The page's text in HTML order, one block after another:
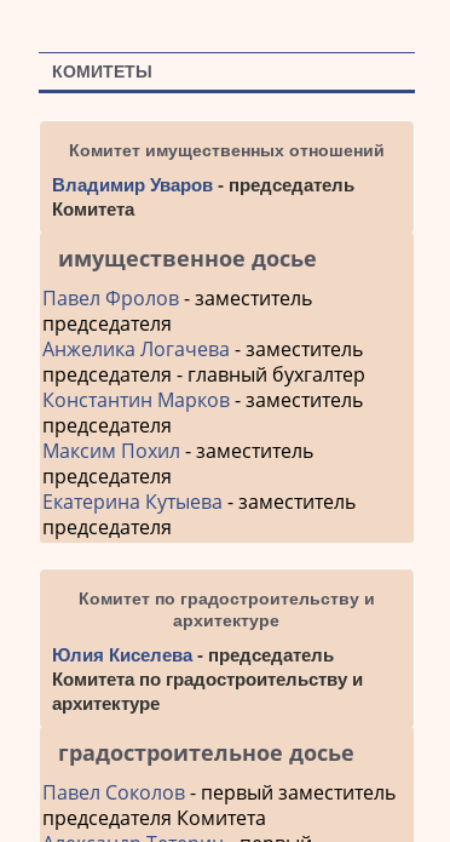
КОМИТЕТЫ
Комитет имущественных отношений
Владимир Уваров - председатель
Комитета
имущественное досье
Павел Фролов- заместитель
председателя
Анжелика Логачева - заместитель
председателя - главный бухгалтер
Константин Марков- заместитель
председателя
Максим Похил - заместитель
председателя
Екатерина Кутыева - заместитель
председателя
Комитет по градостроительству и
архитектуре
Юлия Киселева- председатель
Комитета по градостроительству и
архитектуре
градостроительное досье
Павел Соколов- первый заместитель
председателя Комитета